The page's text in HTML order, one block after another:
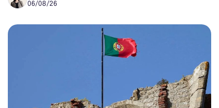
06/08/26